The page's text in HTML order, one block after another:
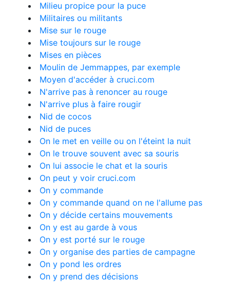
Milieu propice pour la puce
Militaires ou militants
Mise sur le rouge
Mise toujours sur le rouge
Mises en pièces
Moulin de Jemmappes, par exemple
Moyen d'accéder à cruci.com
N'arrive pas à renoncer au rouge
N'arrive plus à faire rougir
Nid de cocos
Nid de puces
On le met en veille ou on l'éteint la nuit
On le trouve souvent avec sa souris
On lui associe le chat et la souris
On peut y voir cruci.com
On y commande
On y commande quand on ne l'allume pas
On y décide certains mouvements
On y est au garde à vous
On y est porté sur le rouge
On y organise des parties de campagne
On y pond les ordres
On y prend des décisions